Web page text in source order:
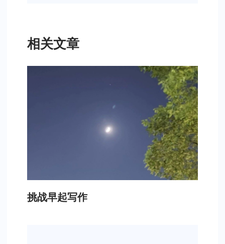
相关文章
挑战早起写作